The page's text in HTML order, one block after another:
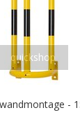
quickshop
-